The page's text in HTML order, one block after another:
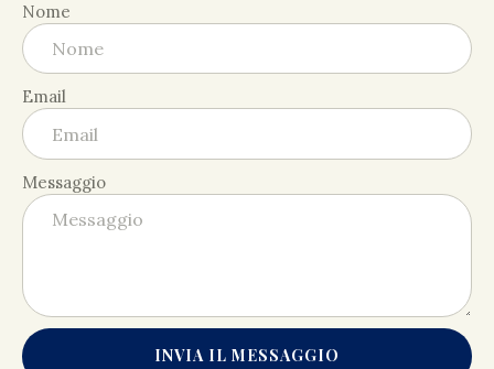
Nome
Email
Messaggio
INVIA IL MESSAGGIO